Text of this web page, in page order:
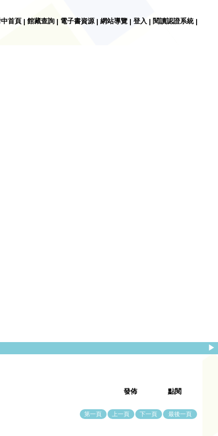
首頁 | 館藏查詢 | 電子書資源| 網站導覽 | 登入 | 閱讀認證系統|
▶
發佈 點閱
第一頁 上一頁 下一頁 最後一頁